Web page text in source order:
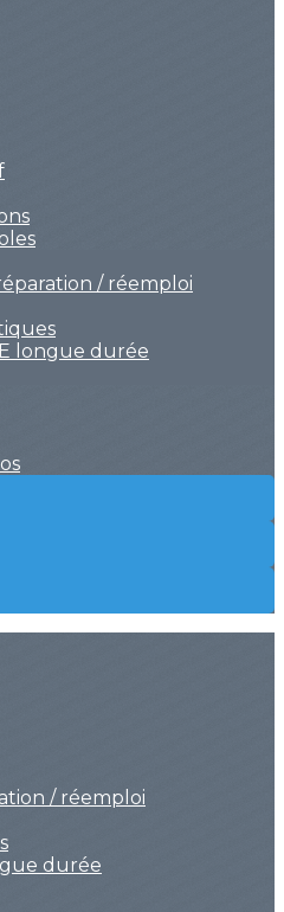
/ réemploi
longue durée
/ réemploi
durée